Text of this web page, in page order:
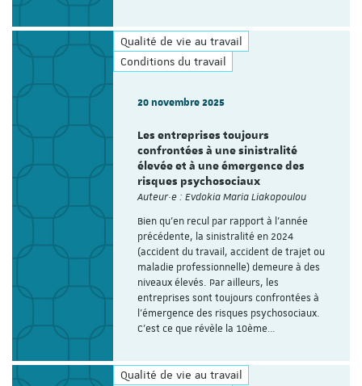
Qualité de vie au travail
Conditions du travail
20 novembre 2025
Les entreprises toujours
confrontées à une sinistralité
élevée et à une émergence des
risques psychosociaux
Auteur·e : Evdokia Maria Liakopoulou
Bien qu’en recul par rapport à l’année
précédente, la sinistralité en 2024
(accident du travail, accident de trajet ou
maladie professionnelle) demeure à des
niveaux élevés. Par ailleurs, les
entreprises sont toujours confrontées à
l’émergence des risques psychosociaux.
C’est ce que révèle la 10ème…
Qualité de vie au travail